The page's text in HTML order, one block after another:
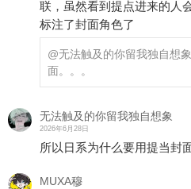
联，虽然看到提点进来的人
标注了封面角色了
@无法触及的你留我独自想象
面。。。
无法触及的你留我独自想象
2026年6月28日
所以日系为什么要用提当封
MUXA穆